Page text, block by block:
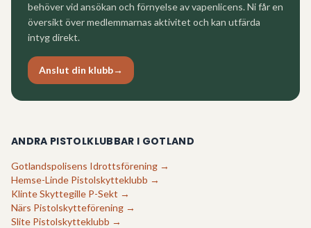
behöver vid ansökan och förnyelse av vapenlicens. Ni får en
översikt över medlemmarnas aktivitet och kan utfärda
intyg direkt.
Anslut din klubb→
ANDRA PISTOLKLUBBAR I GOTLAND
Gotlandspolisens Idrottsförening →
Hemse-Linde Pistolskytteklubb →
Klinte Skyttegille P-Sekt →
Närs Pistolskytteförening →
Slite Pistolskytteklubb →